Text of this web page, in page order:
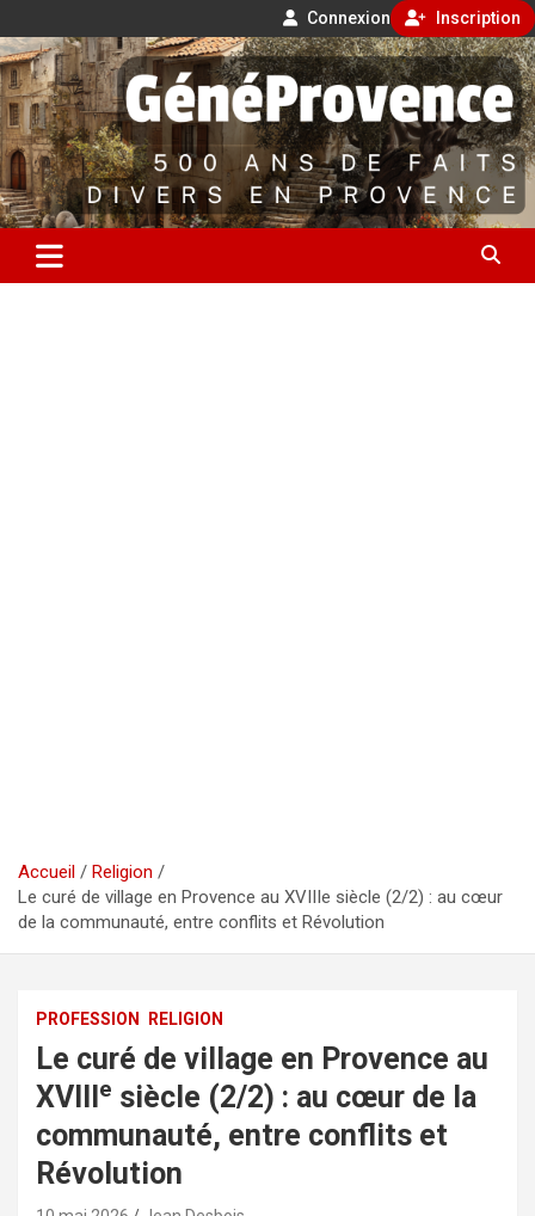
Connexion Inscription
Aller
au
contenu
GénéProvence
500 ans de faits divers en Provence
Accueil
Religion
Le curé de village en Provence au XVIIIe siècle (2/2) : au cœur
de la communauté, entre conflits et Révolution
PROFESSION RELIGION
Le curé de village en Provence au
XVIII
e siècle (2/2) : au cœur de la
communauté, entre conflits et
Révolution